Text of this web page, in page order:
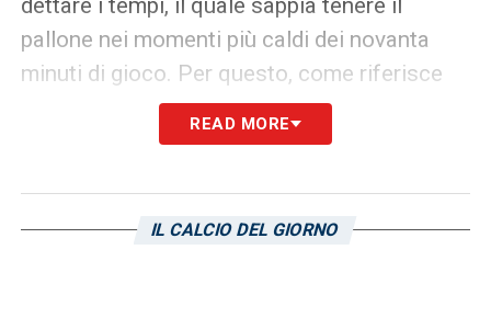
dettare i tempi, il quale sappia tenere il
pallone nei momenti più caldi dei novanta
minuti di gioco. Per questo, come riferisce
l’edizione odierna diTuttosport, continuano i
contatti con la Spal per il giovanissimo
capo all’avvocato americanoJoe Tacopina
READ MORE
IL CALCIO DEL GIORNO